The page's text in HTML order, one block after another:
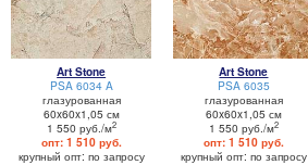
Art Stone
PSA 6034 A
глазурованная
60x60x1,05 см
1 550 руб./м2
опт: 1 510 руб.
крупный опт: по запросу
Art Stone
PSA 6035
глазурованная
60x60x1,05 см
1 550 руб./м2
опт: 1 510 руб.
крупный опт: по запросу